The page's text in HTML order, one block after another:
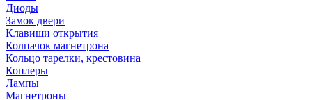
Диоды
Замок двери
Клавиши открытия
Колпачок магнетрона
Кольцо тарелки, крестовина
Коплеры
Лампы
Магнетроны